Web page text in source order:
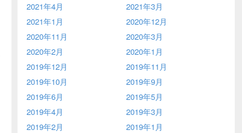
2021年4月
2021年3月
2021年1月
2020年12月
2020年11月
2020年3月
2020年2月
2020年1月
2019年12月
2019年11月
2019年10月
2019年9月
2019年6月
2019年5月
2019年4月
2019年3月
2019年2月
2019年1月